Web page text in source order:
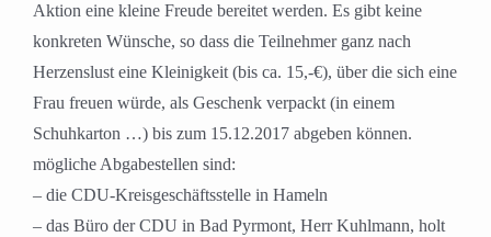
Aktion eine kleine Freude bereitet werden. Es gibt keine
konkreten Wünsche, so dass die Teilnehmer ganz nach
Herzenslust eine Kleinigkeit (bis ca. 15,-€), über die sich eine
Frau freuen würde, als Geschenk verpackt (in einem
Schuhkarton …) bis zum 15.12.2017 abgeben können.
mögliche Abgabestellen sind:
– die CDU-Kreisgeschäftsstelle in Hameln
– das Büro der CDU in Bad Pyrmont, Herr Kuhlmann, holt